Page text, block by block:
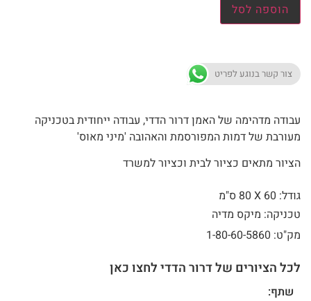
הוספה לסל
צור קשר בנוגע לפריט
עבודה מדהימה של האמן דרור הדדי, עבודה ייחודית בטכניקה
מעורבת של דמות המפורסמת והאהובה 'מיני מאוס'
הציור מתאים כציור לבית וכציור למשרד
גודל: 60 X
80 ס"מ
טכניקה: מיקס מדיה
מק"ט: 1-80-60-5860
לכל הציורים של דרור הדדי לחצו כאן
שתף: